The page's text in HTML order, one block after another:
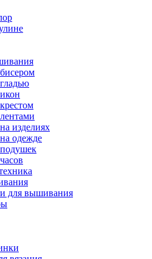
изделиях
одежде
для вышивания